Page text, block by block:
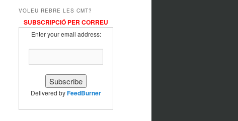
VOLEU REBRE LES CMT?
SUBSCRIPCIÓ PER CORREU
Enter your email address:
Delivered byFeedBurner